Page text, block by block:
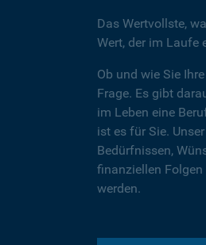
Das Wertvollste,
Wert, der im Laufe
Ob und wie Sie
Frage. Es gibt
im Leben eine
ist es für Sie.
Bedürfnissen,
finanziellen
werden.